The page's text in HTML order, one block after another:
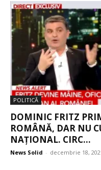
POLITICĂ
DOMINIC FRITZ
ROMÂNĂ, DAR NU
NAȚIONAL. CIRC...
News Solid - decembrie 18,